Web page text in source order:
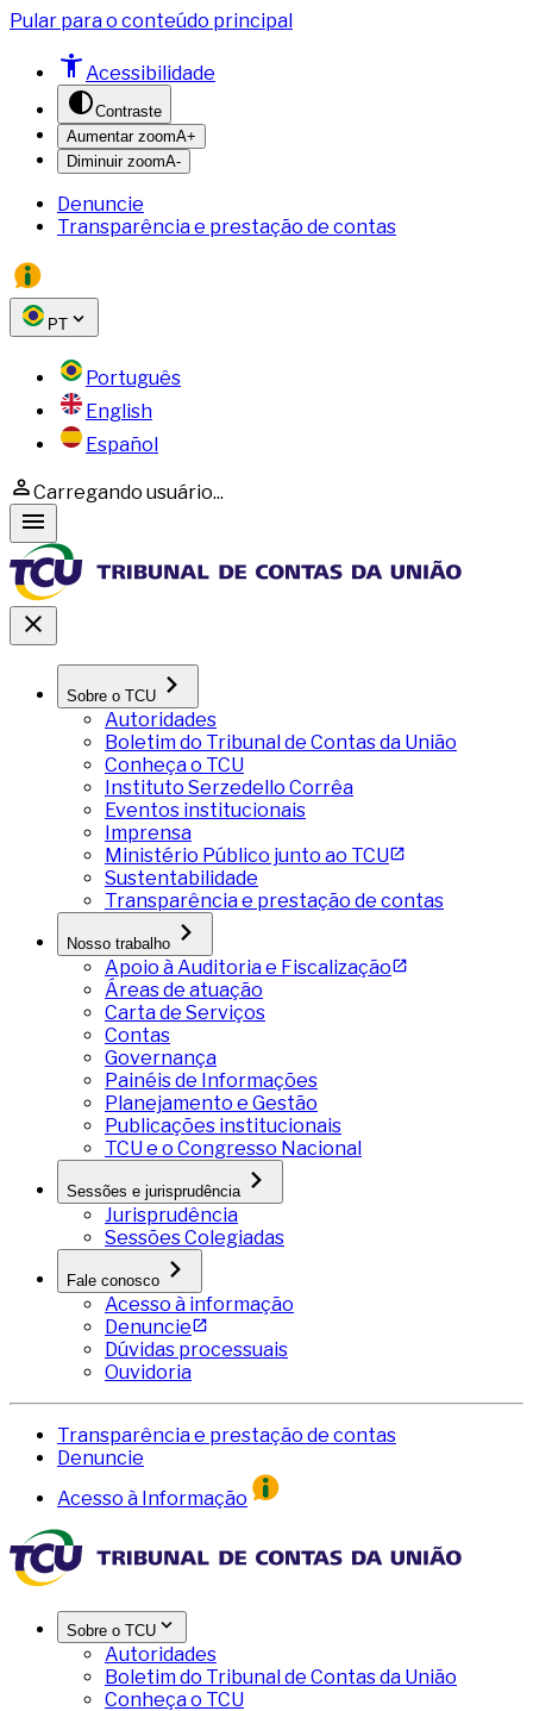
Pular para o conteúdo principal
Acessibilidade
Contraste
Aumentar zoomA+
Diminuir zoomA-
Denuncie
Transparência e prestação de contas
PT
Português
English
Español
Carregando usuário...
Sobre o TCU
Autoridades
Boletim do Tribunal de Contas da União
Conheça o TCU
Instituto Serzedello Corrêa
Eventos institucionais
Imprensa
Ministério Público junto ao TCU
Sustentabilidade
Transparência e prestação de contas
Nosso trabalho
Apoio à Auditoria e Fiscalização
Áreas de atuação
Carta de Serviços
Contas
Governança
Painéis de Informações
Planejamento e Gestão
Publicações institucionais
TCU e o Congresso Nacional
Sessões e jurisprudência
Jurisprudência
Sessões Colegiadas
Fale conosco
Acesso à informação
Denuncie
Dúvidas processuais
Ouvidoria
Transparência e prestação de contas
Denuncie
Acesso à Informação
Sobre o TCU
Autoridades
Boletim do Tribunal de Contas da União
Conheça o TCU